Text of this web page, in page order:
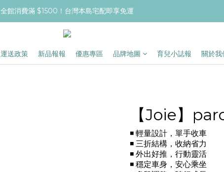
全館消費滿 $1500！台灣本島宅配即享免運
運送政策 新品報報 優惠專區 品牌地圖 育兒小誌報 關於我
【Joie】
◾ 輕量設計，單手收車
◾ 三折結構，收納省力
◾ 外出好推，行動靈活
◾ 穩定車身，安心乘坐